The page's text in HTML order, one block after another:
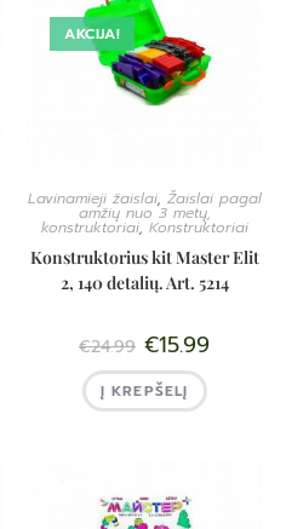
AKCIJA!
Lavinamieji žaislai, Žaislai pagal
amžių nuo 3 metų,
konstruktoriai, Konstruktoriai
Konstruktorius kit Master Elit
2, 140 detalių. Art. 5214
€24.99 €15.99
Į KREPŠELĮ